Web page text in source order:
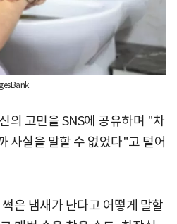
의 고민을 SNS에 공유하며 "차
사실을 말할 수 없었다"고 털어
은 냄새가 난다고 어떻게 말할